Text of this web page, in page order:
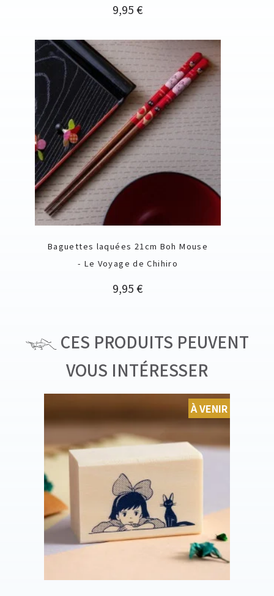
Prix
9,95 €
Baguettes laquées 21cm Boh Mouse
- Le Voyage de Chihiro
Prix
9,95 €
CES PRODUITS PEUVENT
VOUS INTÉRESSER
À VENIR